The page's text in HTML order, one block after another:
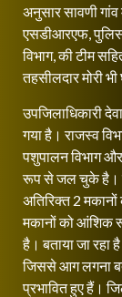
अनुसार सावणी
एसडीआरएफ, पुलिस,
विभाग, की टीम
तहसीलदार मोरी
उपजिलाधिकारी
गया है। राजस्व
पशुपालन विभाग
रूप से जल चुके है।
अतिरिक्त 2
मकानों को आंशिक
है। बताया जा रहा
जिससे आग लगना
प्रभावित हुए हैं।